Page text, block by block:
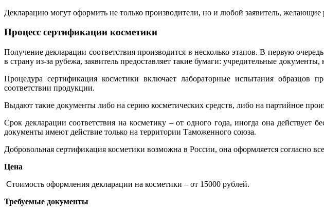
Декларацию могут оформить не только производители, но и любой заявитель, желающие
Процесс сертификации косметики
Получение декларации соответствия производится в несколько этапов. В первую
в страну из-за рубежа, заявитель предоставляет такие бумаги: учредительные
Процедура сертификация косметики включает лабораторные испытания образцов
соответствии продукции.
Выдают такие документы либо на серию косметических средств, либо на партийное
Срок декларации соответствия на косметику – от одного года, иногда она действует
документы имеют действие только на территории Таможенного союза.
Добровольная сертификация косметики возможна в России, она оформляется согласно
Цена
Стоимость оформления декларации на косметики – от 15000 рублей.
Требуемые документы